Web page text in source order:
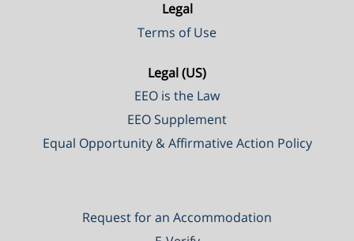
Legal
Terms of Use
Legal (US)
EEO is the Law
EEO Supplement
Equal Opportunity & Affirmative Action Policy
Request for an Accommodation